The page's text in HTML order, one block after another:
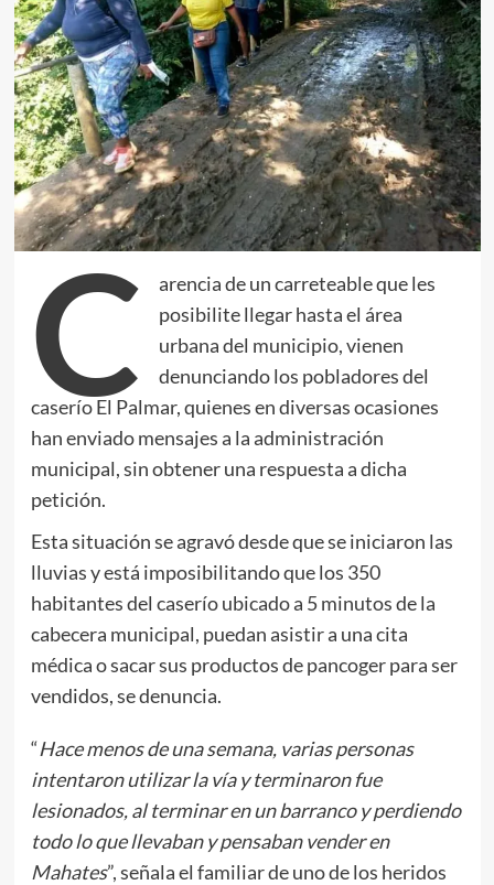
C
arencia de un carreteable que les
posibilite llegar hasta el área
urbana del municipio, vienen
denunciando los pobladores del
caserío El Palmar, quienes en diversas ocasiones
han enviado mensajes a la administración
municipal, sin obtener una respuesta a dicha
petición.
Esta situación se agravó desde que se iniciaron las
lluvias y está imposibilitando que los 350
habitantes del caserío ubicado a 5 minutos de la
cabecera municipal, puedan asistir a una cita
médica o sacar sus productos de pancoger para ser
vendidos, se denuncia.
“Hace menos de una semana, varias personas
intentaron utilizar la vía y terminaron fue
lesionados, al terminar en un barranco y perdiendo
todo lo que llevaban y pensaban vender en
Mahates”, señala el familiar de uno de los heridos